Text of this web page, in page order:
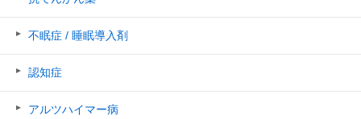
不眠症 / 睡眠導入剤
認知症
アルツハイマー病